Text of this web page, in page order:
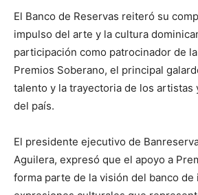
El Banco de Reservas reiteró su
impulso del arte y la cultura
participación como patrocinador de
Premios Soberano, el principal
talento y la trayectoria de los artistas
del país.
El presidente ejecutivo de
Aguilera, expresó que el apoyo a
forma parte de la visión del banco de